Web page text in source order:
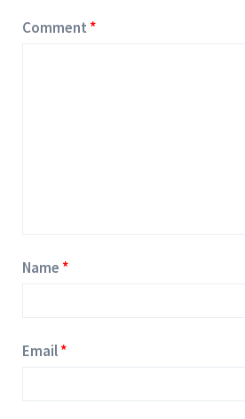
Comment
Name
Email